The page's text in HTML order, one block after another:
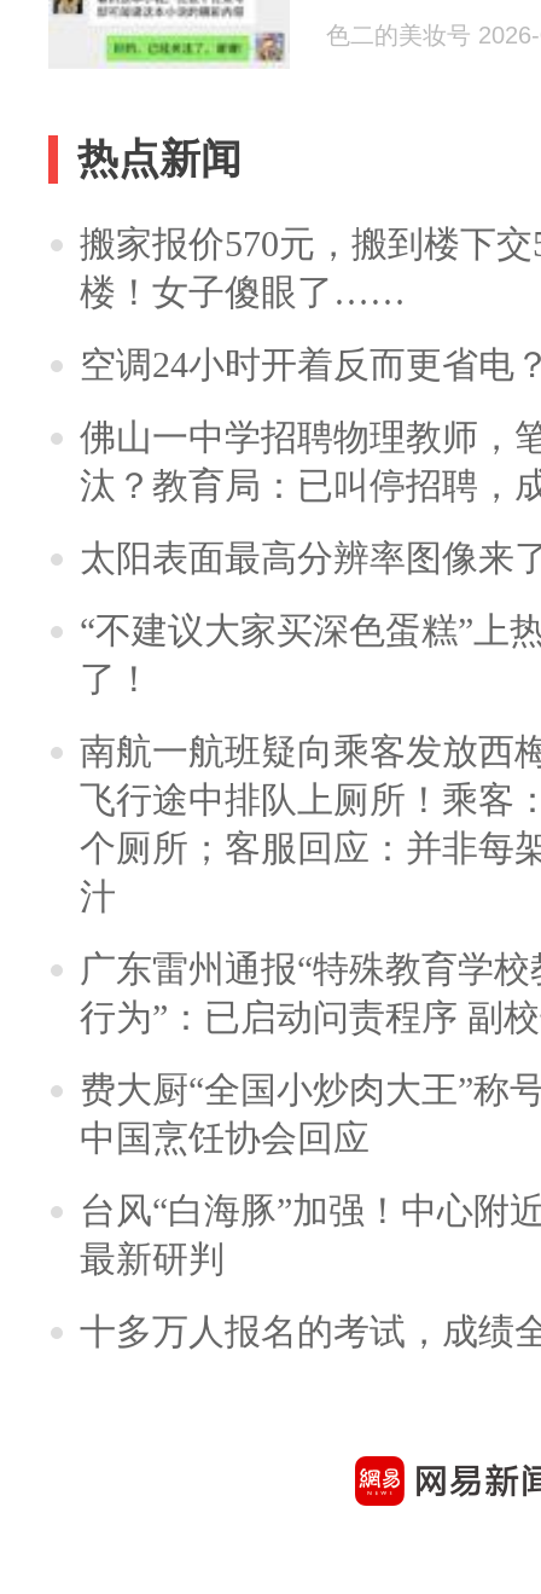
色二的美妆号
热点新闻
搬家报价570元，搬到楼下
楼！女子傻眼了……
空调24小时开着反而更省电
佛山一中学招聘物理教师，
汰？教育局：已叫停招聘，
太阳表面最高分辨率图像来
“不建议大家买深色蛋糕”上
了！
南航一航班疑向乘客发放西
飞行途中排队上厕所！乘客
个厕所；客服回应：并非每
汁
广东雷州通报“特殊教育学
行为”：已启动问责程序 副
费大厨“全国小炒肉大王”称
中国烹饪协会回应
台风“白海豚”加强！中心附
最新研判
十多万人报名的考试，成绩